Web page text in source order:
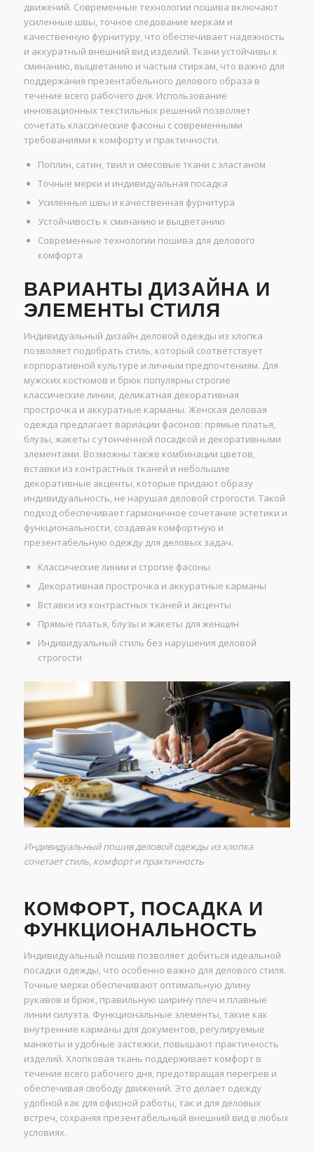
движений. Современные технологии пошива включают
усиленные швы, точное следование меркам и
качественную фурнитуру, что обеспечивает надежность
и аккуратный внешний вид изделий. Ткани устойчивы к
сминанию, выцветанию и частым стиркам, что важно для
поддержания презентабельного делового образа в
течение всего рабочего дня. Использование
инновационных текстильных решений позволяет
сочетать классические фасоны с современными
требованиями к комфорту и практичности.
Поплин, сатин, твил и смесовые ткани с эластаном
Точные мерки и индивидуальная посадка
Усиленные швы и качественная фурнитура
Устойчивость к сминанию и выцветанию
Современные технологии пошива для делового
комфорта
ВАРИАНТЫ ДИЗАЙНА И
ЭЛЕМЕНТЫ СТИЛЯ
Индивидуальный дизайн деловой одежды из хлопка
позволяет подобрать стиль, который соответствует
корпоративной культуре и личным предпочтениям. Для
мужских костюмов и брюк популярны строгие
классические линии, деликатная декоративная
прострочка и аккуратные карманы. Женская деловая
одежда предлагает вариации фасонов: прямые платья,
блузы, жакеты с утонченной посадкой и декоративными
элементами. Возможны также комбинации цветов,
вставки из контрастных тканей и небольшие
декоративные акценты, которые придают образу
индивидуальность, не нарушая деловой строгости. Такой
подход обеспечивает гармоничное сочетание эстетики и
функциональности, создавая комфортную и
презентабельную одежду для деловых задач.
Классические линии и строгие фасоны
Декоративная прострочка и аккуратные карманы
Вставки из контрастных тканей и акценты
Прямые платья, блузы и жакеты для женщин
Индивидуальный стиль без нарушения деловой
строгости
Индивидуальный пошив деловой одежды из хлопка
сочетает стиль, комфорт и практичность
КОМФОРТ, ПОСАДКА И
ФУНКЦИОНАЛЬНОСТЬ
Индивидуальный пошив позволяет добиться идеальной
посадки одежды, что особенно важно для делового стиля.
Точные мерки обеспечивают оптимальную длину
рукавов и брюк, правильную ширину плеч и плавные
линии силуэта. Функциональные элементы, такие как
внутренние карманы для документов, регулируемые
манжеты и удобные застежки, повышают практичность
изделий. Хлопковая ткань поддерживает комфорт в
течение всего рабочего дня, предотвращая перегрев и
обеспечивая свободу движений. Это делает одежду
удобной как для офисной работы, так и для деловых
встреч, сохраняя презентабельный внешний вид в любых
условиях.